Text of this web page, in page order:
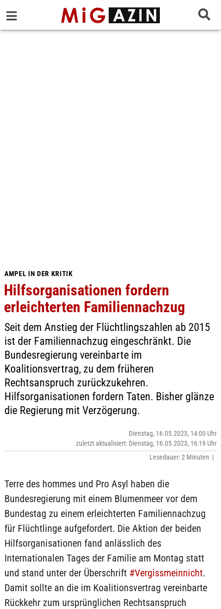
AMPEL IN DER KRITIK
Hilfsorganisationen fordern
erleichterten Familiennachzug
Seit dem Anstieg der Flüchtlingszahlen ab 2015
ist der Familiennachzug eingeschränkt. Die
Bundesregierung vereinbarte im
Koalitionsvertrag, zu dem früheren
Rechtsanspruch zurückzukehren.
Hilfsorganisationen fordern Taten. Bisher glänze
die Regierung mit Verzögerung.
Dienstag, 16.05.2023, 14:00 Uhr
zuletzt aktualisiert: Dienstag, 16.05.2023, 16:19 Uhr
Lesedauer: 2 Minuten |
Terre des hommes und Pro Asyl haben die
Bundesregierung mit einem Blumenmeer vor dem
Bundestag zu einem erleichterten Familiennachzug
für Flüchtlinge aufgefordert. Die Aktion der beiden
Hilfsorganisationen fand anlässlich des
Internationalen Tages der Familie am Montag statt
und stand unter der Überschrift #Vergissmeinnicht.
Damit sollte an die im Koalitionsvertrag vereinbarte
Rückkehr zum ursprünglichen Rechtsanspruch